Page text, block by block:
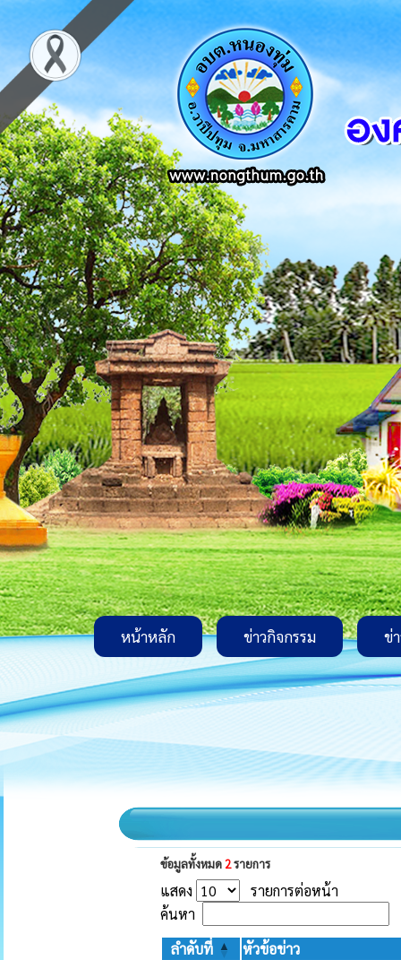
หน้าหลัก ข่าวกิจกรรม ข่
ข้อมูลทั้งหมด 2รายการ
แสดง
รายการต่อหน้า
ค้นหา
ลำดับที่
หัวข้อข่าว